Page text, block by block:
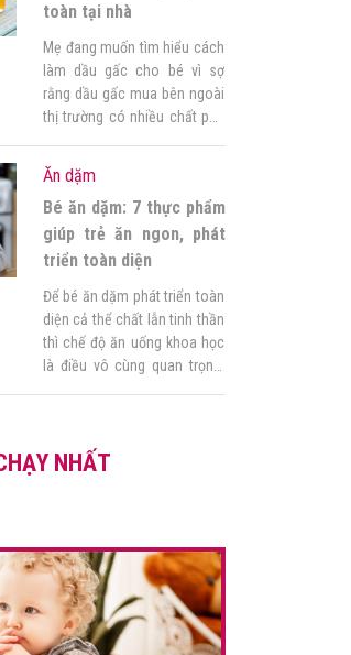
toàn tại nhà
Mẹ đang muốn tìm hiểu cách
làm dầu gấc cho bé vì sợ
rằng dầu gấc mua bên ngoài
thị trường có nhiều chất phụ
sức khoẻ của con? Bí quyết
cho mẹ đây ạ! Góc của mẹ
sẽ bật mí cách làm dầu gấc
nguyên chất cực đơn […]
Ăn dặm
Bé ăn dặm: 7 thực phẩm
giúp trẻ ăn ngon, phát
triển toàn diện
Để bé ăn dặm phát triển toàn
diện cả thể chất lẫn tinh thần
thì chế độ ăn uống khoa học
là điều vô cùng quan trọng.
Tham khảo ngay danh sách
NHẤT